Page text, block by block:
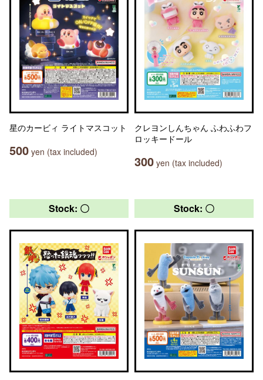
星のカービィ ライトマスコット
500 yen (tax included)
クレヨンしんちゃん ふわふわフ
ロッキードール
300 yen (tax included)
Stock: 〇 Stock: 〇